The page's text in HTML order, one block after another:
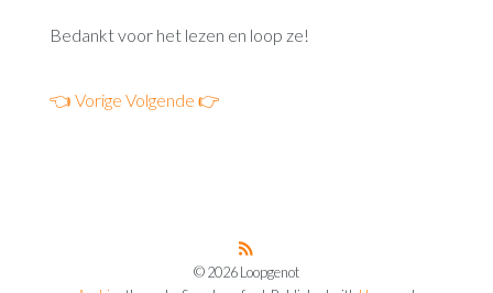
Bedankt voor het lezen en loop ze!
👈 Vorige Volgende 👉
© 2026 Loopgenot